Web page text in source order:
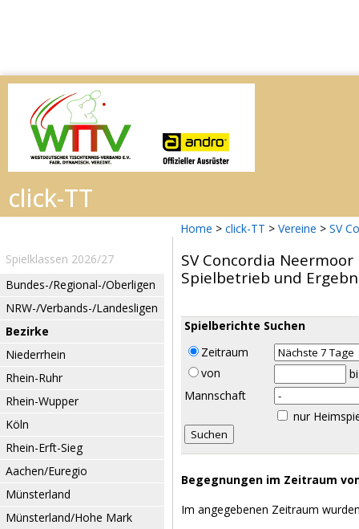
Home > click-TT > Vereine > SV
Spielklassen 2026/27
Bundes-/Regional-/Oberligen
NRW-/Verbands-/Landesligen
Bezirke
Niederrhein
Rhein-Ruhr
Rhein-Wupper
Köln
Rhein-Erft-Sieg
Aachen/Euregio
Münsterland
Münsterland/Hohe Mark
SV Concordia Neermoor
Spielbetrieb und
Spielberichte Suchen
Zeitraum
von
Mannschaft
nur
Begegnungen im Zeitraum
Im angegebenen Zeitraum